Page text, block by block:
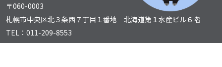
〒060-0003
札幌市中央区北３条西７丁目１番地 北海道第１水産ビル６階
TEL：011-209-8553
FAX：011-200-9443